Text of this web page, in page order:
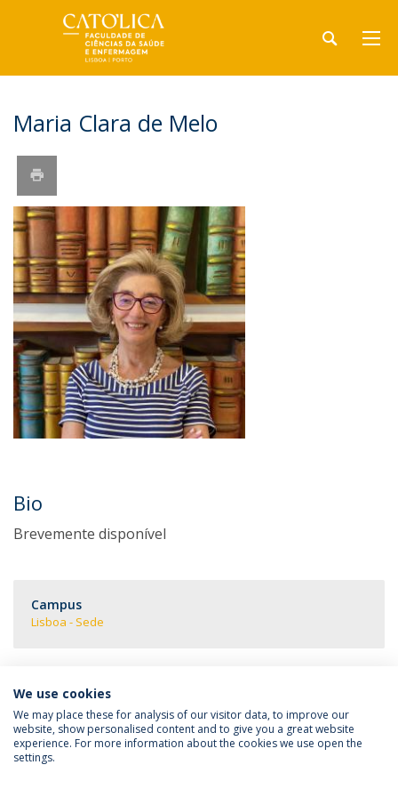
Maria Clara de Melo
Bio
Brevemente disponível
Campus
Lisboa - Sede
Política de Privacidade
Termos e Condições
We use cookies
We may place these for analysis of our visitor data, to improve our
website, show personalised content and to give you a great website
experience. For more information about the cookies we use open the
settings.